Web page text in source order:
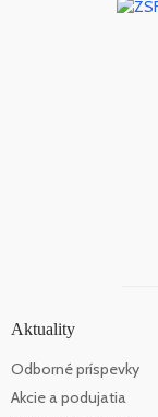
Aktuality
Odborné príspevky
Akcie a podujatia